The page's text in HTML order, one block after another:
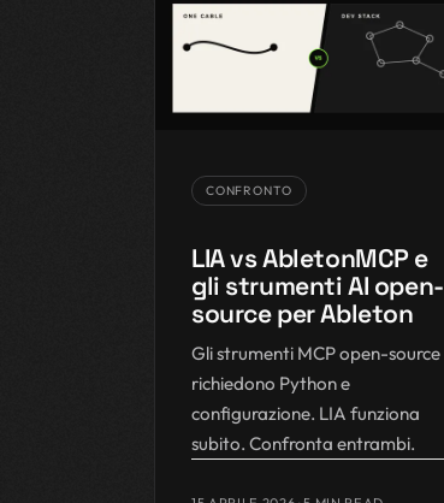
CONFRONTO
LIA vs AbletonMCP e
gli strumenti AI open-
source per Ableton
Gli strumenti MCP open-source
richiedono Python e
configurazione. LIA funziona
subito. Confronta entrambi.